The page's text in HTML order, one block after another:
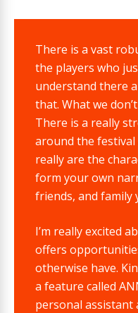
There is a vast
the players who
understand there
that. What we
There is a really
around the
really are the
form your own
friends, and family
I’m really excited
offers
otherwise have.
a feature called
personal assistant